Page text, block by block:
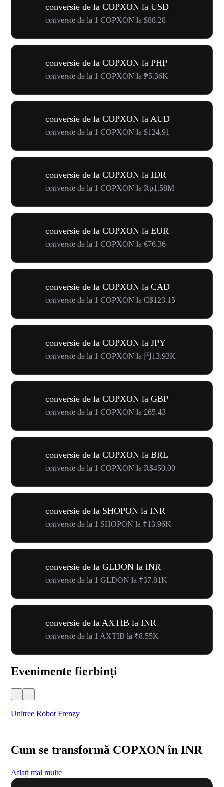
conversie de la COPXON la USD
conversie de la 1 COPXON la $88.28
conversie de la COPXON la PHP
conversie de la 1 COPXON la ₱5.36K
conversie de la COPXON la AUD
conversie de la 1 COPXON la $124.91
conversie de la COPXON la IDR
conversie de la 1 COPXON la Rp1.58M
conversie de la COPXON la EUR
conversie de la 1 COPXON la €76.36
conversie de la COPXON la CAD
conversie de la 1 COPXON la C$123.15
conversie de la COPXON la JPY
conversie de la 1 COPXON la 円13.93K
conversie de la COPXON la GBP
conversie de la 1 COPXON la £65.43
conversie de la COPXON la BRL
conversie de la 1 COPXON la R$450.00
conversie de la SHOPON la INR
conversie de la 1 SHOPON la ₹13.96K
conversie de la GLDON la INR
conversie de la 1 GLDON la ₹37.81K
conversie de la AXTIB la INR
conversie de la 1 AXTIB la ₹8.55K
Evenimente fierbinți
Unitree Robot Frenzy
Cum se transformă COPXON în INR
Aflați mai multe